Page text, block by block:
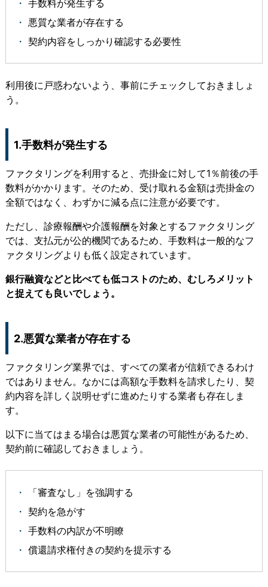
手数料が発生する
悪質な業者が存在する
契約内容をしっかり確認する必要性
利用後に戸惑わないよう、事前にチェックしておきましょ
う。
1.手数料が発生する
ファクタリングを利用すると、売掛金に対して1％前後の手
数料がかかります。そのため、受け取れる金額は売掛金の
全額ではなく、わずかに減る点に注意が必要です。
ただし、診療報酬や介護報酬を対象とするファクタリング
では、支払元が公的機関であるため、手数料は一般的なフ
ァクタリングよりも低く設定されています。
銀行融資などと比べても低コストのため、むしろメリット
と捉えても良いでしょう。
2.悪質な業者が存在する
ファクタリング業界では、すべての業者が信頼できるわけ
ではありません。なかには高額な手数料を請求したり、契
約内容を詳しく説明せずに進めたりする業者も存在しま
す。
以下に当てはまる場合は悪質な業者の可能性があるため、
契約前に確認しておきましょう。
「審査なし」を強調する
契約を急がす
手数料の内訳が不明瞭
償還請求権付きの契約を提示する